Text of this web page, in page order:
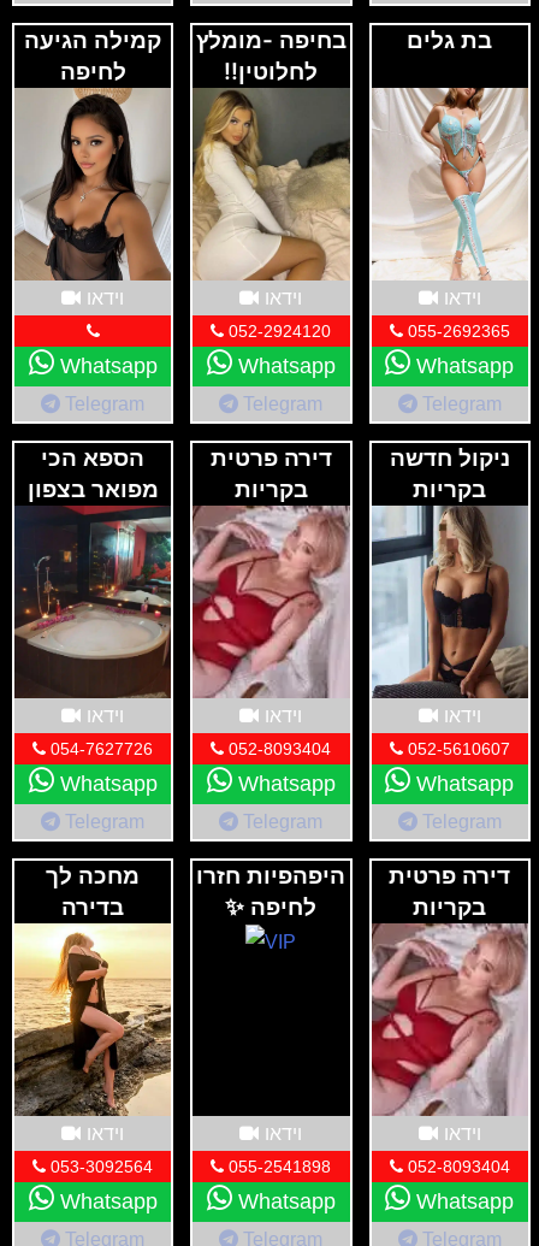
בת גלים
וידאו
055-2692365
Whatsapp
Telegram
בחיפה -מומלץ
לחלוטין!!
וידאו
052-2924120
Whatsapp
Telegram
קמילה הגיעה
לחיפה
וידאו
Whatsapp
Telegram
ניקול חדשה
בקריות
וידאו
052-5610607
Whatsapp
Telegram
דירה פרטית
בקריות
וידאו
052-8093404
Whatsapp
Telegram
הספא הכי
מפואר בצפון
וידאו
054-7627726
Whatsapp
Telegram
דירה פרטית
בקריות
וידאו
052-8093404
Whatsapp
Telegram
היפהפיות חזרו
לחיפה ✨
וידאו
055-2541898
Whatsapp
Telegram
מחכה לך
בדירה
דיסקרטית
בחיפה
וידאו
053-3092564
Whatsapp
Telegram